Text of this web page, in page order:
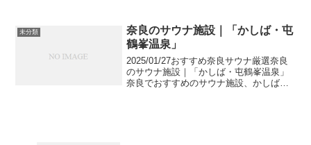
ライブラリー。ビジネス書もたくさんあ
り自分のスキル...
未分類
奈良のサウナ施設｜「かしば・屯
鶴峯温泉」
2025/01/27おすすめ奈良サウナ厳選奈良
のサウナ施設｜「かしば・屯鶴峯温泉」
奈良でおすすめのサウナ施設、かしば・